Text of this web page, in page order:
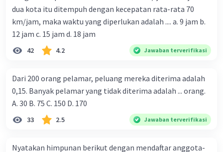
dua kota itu ditempuh dengan kecepatan rata-rata 70
km/jam, maka waktu yang diperlukan adalah .... a. 9 jam b.
12 jam c. 15 jam d. 18 jam
42 4.2 Jawaban terverifikasi
Dari 200 orang pelamar, peluang mereka diterima adalah
0,15. Banyak pelamar yang tidak diterima adalah ... orang.
A. 30 B. 75 C. 150 D. 170
33 2.5 Jawaban terverifikasi
Nyatakan himpunan berikut dengan mendaftar anggota-